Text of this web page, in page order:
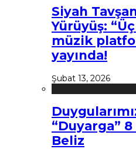
Siyah
Yürüyüş:
müzik
yayında!
Şubat 13, 2026
“Duyarga”
Beliz